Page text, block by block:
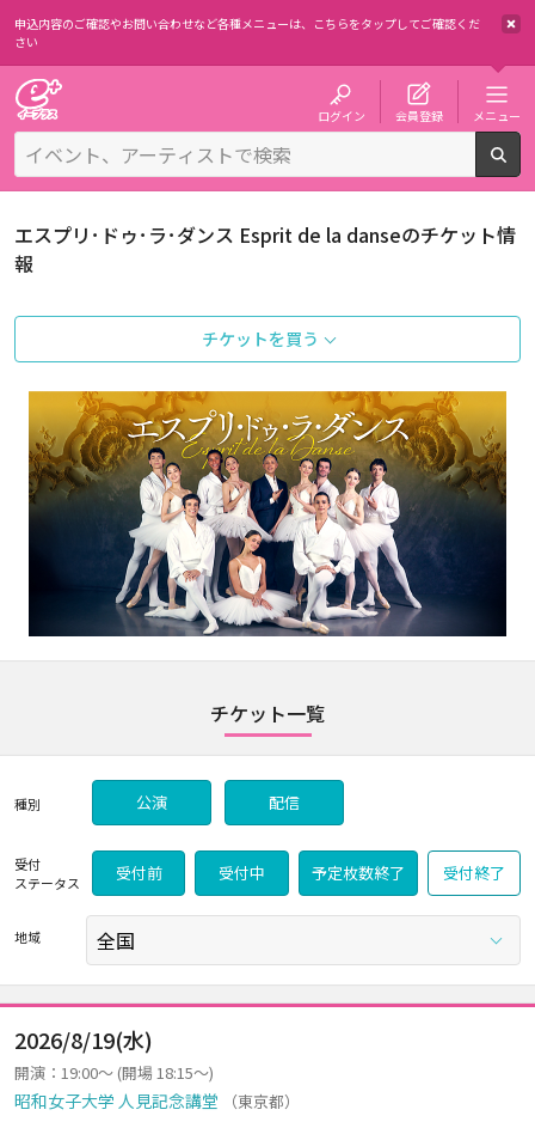
申込内容のご確認やお問い合わせなど各種メニューは、 こちらをタップしてご確認くだ
さい
ログイン 会員登録 メニュー
エスプリ･ドゥ･ラ･ダンス Esprit de la danseのチケット情
報
チケットを買う
チケット一覧
種別 公演 配信
受付
ステータス
受付前 受付中 予定枚数終了 受付終了
地域
2026/8/19(水)
開演：19:00～ (開場 18:15～)
昭和女子大学 人見記念講堂 （東京都）